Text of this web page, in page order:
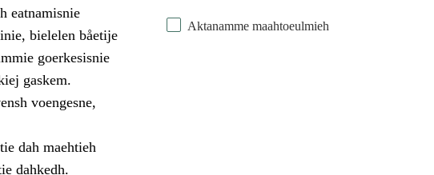
Aktanamme maahtoeulmieh
eatnamisnie
bielelen båetije
goerkesisnie
gaskem.
voengesne,
dah maehtieh
dahkedh.